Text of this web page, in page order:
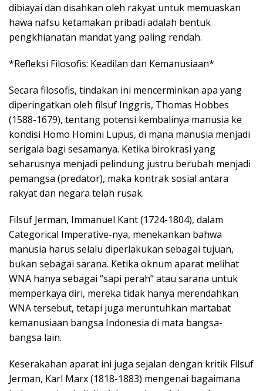
dibiayai dan disahkan oleh rakyat untuk memuaskan
hawa nafsu ketamakan pribadi adalah bentuk
pengkhianatan mandat yang paling rendah.
*Refleksi Filosofis: Keadilan dan Kemanusiaan*
Secara filosofis, tindakan ini mencerminkan apa yang
diperingatkan oleh filsuf Inggris, Thomas Hobbes
(1588-1679), tentang potensi kembalinya manusia ke
kondisi Homo Homini Lupus, di mana manusia menjadi
serigala bagi sesamanya. Ketika birokrasi yang
seharusnya menjadi pelindung justru berubah menjadi
pemangsa (predator), maka kontrak sosial antara
rakyat dan negara telah rusak.
Filsuf Jerman, Immanuel Kant (1724-1804), dalam
Categorical Imperative-nya, menekankan bahwa
manusia harus selalu diperlakukan sebagai tujuan,
bukan sebagai sarana. Ketika oknum aparat melihat
WNA hanya sebagai “sapi perah” atau sarana untuk
memperkaya diri, mereka tidak hanya merendahkan
WNA tersebut, tetapi juga meruntuhkan martabat
kemanusiaan bangsa Indonesia di mata bangsa-
bangsa lain.
Keserakahan aparat ini juga sejalan dengan kritik Filsuf
Jerman, Karl Marx (1818-1883) mengenai bagaimana